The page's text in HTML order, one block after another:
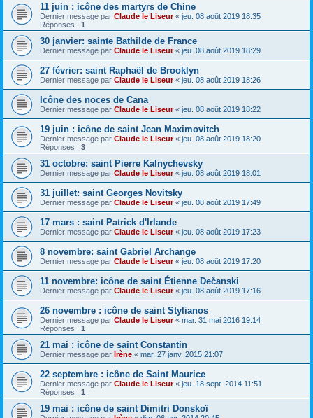
11 juin : icône des martyrs de Chine
Dernier message par Claude le Liseur« jeu. 08 août 2019 18:35
Réponses : 1
30 janvier: sainte Bathilde de France
Dernier message par Claude le Liseur« jeu. 08 août 2019 18:29
27 février: saint Raphaël de Brooklyn
Dernier message par Claude le Liseur« jeu. 08 août 2019 18:26
Icône des noces de Cana
Dernier message par Claude le Liseur« jeu. 08 août 2019 18:22
19 juin : icône de saint Jean Maximovitch
Dernier message par Claude le Liseur« jeu. 08 août 2019 18:20
Réponses : 3
31 octobre: saint Pierre Kalnychevsky
Dernier message par Claude le Liseur« jeu. 08 août 2019 18:01
31 juillet: saint Georges Novitsky
Dernier message par Claude le Liseur« jeu. 08 août 2019 17:49
17 mars : saint Patrick d'Irlande
Dernier message par Claude le Liseur« jeu. 08 août 2019 17:23
8 novembre: saint Gabriel Archange
Dernier message par Claude le Liseur« jeu. 08 août 2019 17:20
11 novembre: icône de saint Étienne Dečanski
Dernier message par Claude le Liseur« jeu. 08 août 2019 17:16
26 novembre : icône de saint Stylianos
Dernier message par Claude le Liseur« mar. 31 mai 2016 19:14
Réponses : 1
21 mai : icône de saint Constantin
Dernier message par Irène « mar. 27 janv. 2015 21:07
22 septembre : icône de Saint Maurice
Dernier message par Claude le Liseur« jeu. 18 sept. 2014 11:51
Réponses : 1
19 mai : icône de saint Dimitri Donskoï